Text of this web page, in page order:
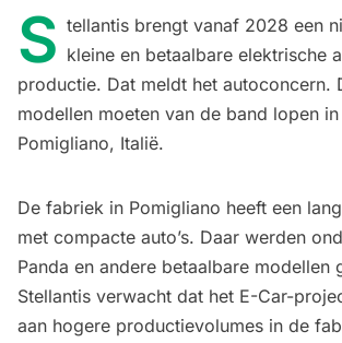
S tellantis brengt vanaf 2028 een
kleine en betaalbare elektrische
productie. Dat meldt het autoconcern.
modellen moeten van de band lopen
Pomigliano, Italië.
De fabriek in Pomigliano heeft een
met compacte auto’s. Daar werden
Panda en andere betaalbare modellen
Stellantis verwacht dat het E-Car-
aan hogere productievolumes in de